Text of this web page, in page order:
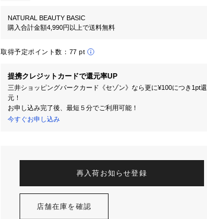
NATURAL BEAUTY BASIC
購入合計金額4,990円以上で送料無料
取得予定ポイント数： 77 pt
提携クレジットカードで還元率UP
三井ショッピングパークカード《セゾン》なら更に¥100につき1pt還
元！
お申し込み完了後、最短５分でご利用可能！
今すぐお申し込み
再入荷お知らせ登録
店舗在庫を確認